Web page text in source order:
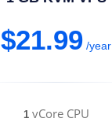
$21.99 /year
1vCore CPU